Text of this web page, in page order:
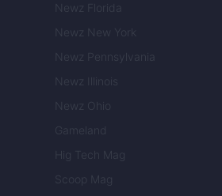
Newz Florida
Newz New York
Newz Pennsylvania
Newz Illinois
Newz Ohio
Gameland
Hig Tech Mag
Scoop Mag